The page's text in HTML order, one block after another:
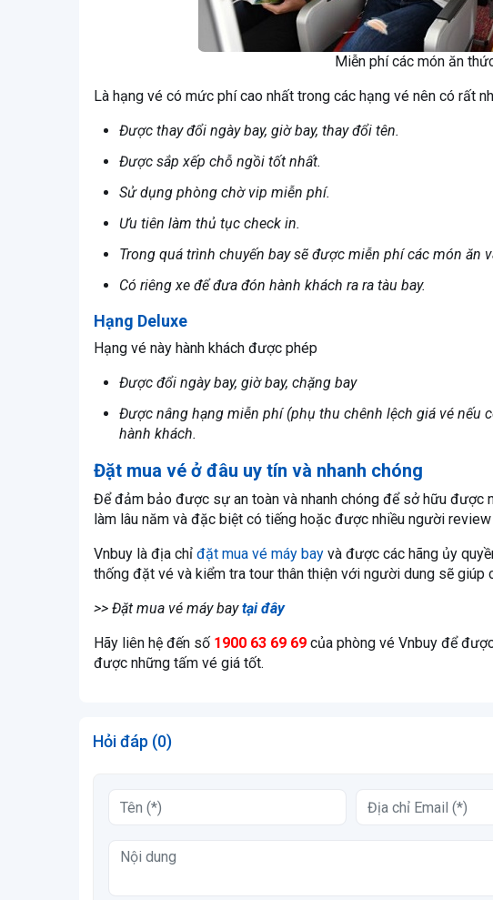
Miễn phí các món ăn
Là hạng vé có mức phí cao nhất trong các hạng vé nên có rất
Được thay đổi ngày bay, giờ bay, thay đổi tên.
Được sắp xếp chỗ ngồi tốt nhất.
Sử dụng phòng chờ vip miễn phí.
Ưu tiên làm thủ tục check in.
Trong quá trình chuyến bay sẽ được miễn phí các món ăn
Có riêng xe để đưa đón hành khách ra ra tàu bay.
Hạng Deluxe
Hạng vé này hành khách được phép
Được đổi ngày bay, giờ bay, chặng bay
Được nâng hạng miễn phí (phụ thu chênh lệch giá vé nếu
hành khách.
Đặt mua vé ở đâu uy tín và nhanh chóng
Để đảm bảo được sự an toàn và nhanh chóng để sở hữu được
làm lâu năm và đặc biệt có tiếng hoặc được nhiều người
Vnbuy là địa chỉ đặt mua vé máy bay và được các hãng ủy
thống đặt vé và kiểm tra tour thân thiện với người dung sẽ giúp
>> Đặt mua vé máy baytại đây
Hãy liên hệ đến số 1900 63 69 69 của phòng vé Vnbuy để
được những tấm vé giá tốt.
Hỏi đáp (0)